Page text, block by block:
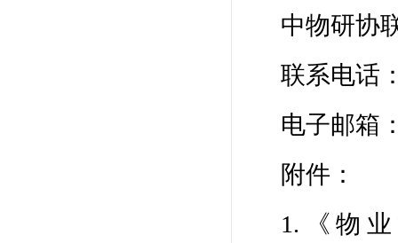
中物研协
联系电话
电子邮箱
附件：
1. 《物